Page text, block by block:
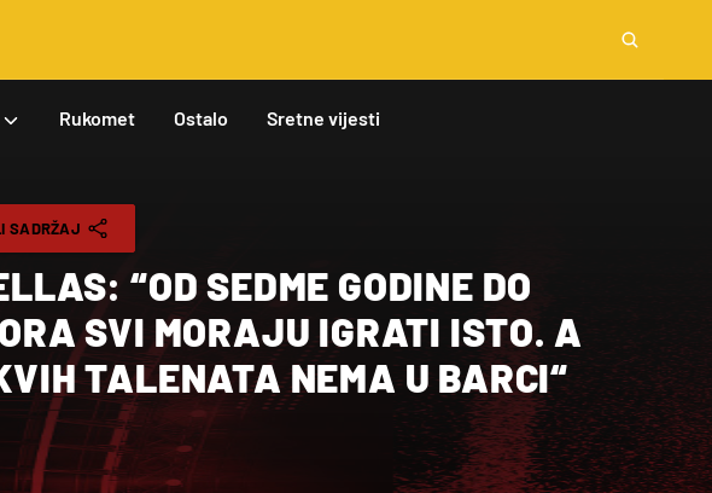
Rukomet Ostalo Sretne vijesti
SADRŽAJ
“OD SEDME GODINE DO
SVI MORAJU IGRATI ISTO. A
TALENATA NEMA U BARCI“